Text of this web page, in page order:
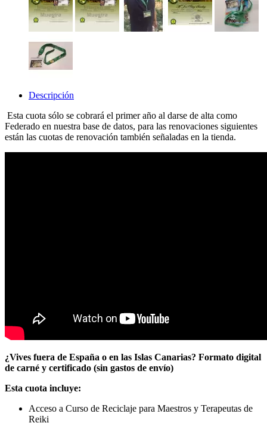
Descripción
Esta cuota sólo se cobrará el primer año al darse de alta como
Federado en nuestra base de datos, para las renovaciones siguientes
están las cuotas de renovación también señaladas en la tienda.
¿Vives fuera de España o en las Islas Canarias? Formato digital
de carné y certificado (sin gastos de envío)
Esta cuota incluye:
Acceso a Curso de Reciclaje para Maestros y Terapeutas de
Reiki